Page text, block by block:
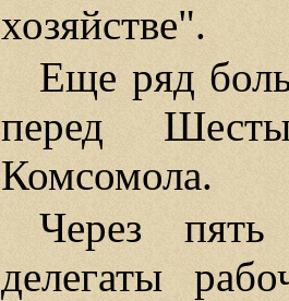
хозяйстве".
Еще ряд
перед
Комсомола.
Через
делегаты